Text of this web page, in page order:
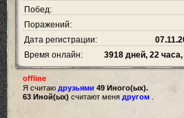
Побед:
Поражений:
Дата регистрации:
Время онлайн:
3918 дней, 22
offline
Я считаю друзьями 49 Иного(ых).
63 Иной(ых) считают меня другом